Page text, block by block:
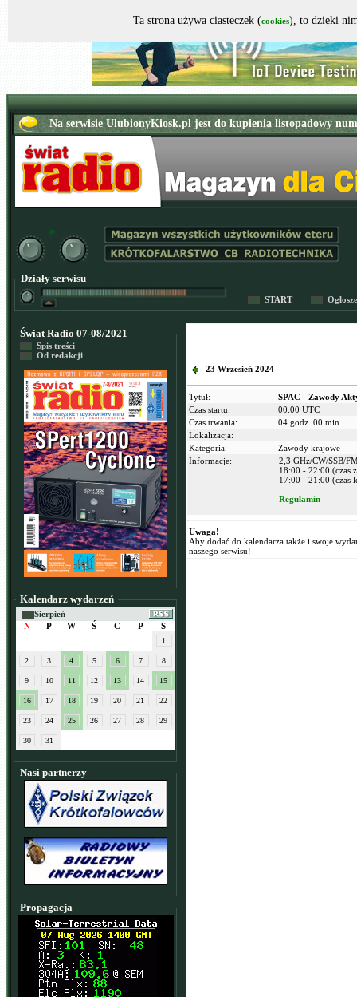
Działy serwisu
START
Świat Radio 07-08/2021
Spis treści
Od redakcji
Kalendarz wydarzeń
Sierpień
N
P W Ś C P S
1
2 3 4 5 6 7 8
9 10 11 12 13 14 15
16 17 18 19 20 21 22
23 24 25 26 27 28 29
30 31
Nasi partnerzy
Propagacja
23 Wrzesień 2024
Tytuł:
SPAC - Zawody
Czas startu:
00:00 UTC
Czas trwania:
04 godz. 00 min.
Lokalizacja:
Kategoria:
Zawody krajowe
Informacje:
2,3 GHz/CW/SSB/
18:00 - 22:00 (czas
17:00 - 21:00 (czas
Regulamin
Uwaga!
Aby dodać do kalendarza także i swoje
naszego serwisu!
Ta strona używa ciasteczek (cookies), to dzięki